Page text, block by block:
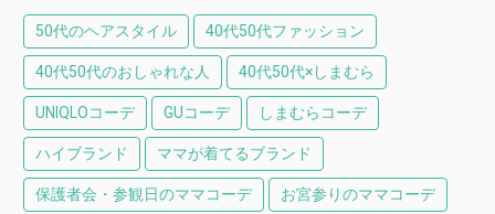
50代のヘアスタイル 40代50代ファッション
40代50代のおしゃれな人 40代50代×しまむら
UNIQLOコーデ GUコーデ しまむらコーデ
ハイブランド ママが着てるブランド
保護者会・参観日のママコーデ お宮参りのママコーデ